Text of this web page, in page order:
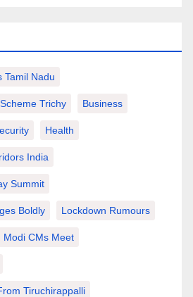
Tamil Nadu
Trichy Business
Health
India
Summit
Boldly Lockdown Rumours
Modi CMs Meet
Tiruchirappalli